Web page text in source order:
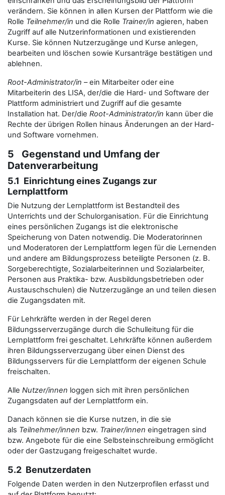
verändern. Sie können in allen Kursen der Plattform wie die
Rolle Teilnehmer/in und die Rolle Trainer/in agieren, haben
Zugriff auf alle Nutzerinformationen und existierenden
Kurse. Sie können Nutzerzugänge und Kurse anlegen,
bearbeiten und löschen sowie Kursanträge bestätigen und
ablehnen.
Root-Administrator/in – ein Mitarbeiter oder eine
Mitarbeiterin des LISA, der/die die Hard- und Software der
Plattform administriert und Zugriff auf die gesamte
Installation hat. Der/die Root-Administrator/in kann über die
Rechte der übrigen Rollen hinaus Änderungen an der Hard-
und Software vornehmen.
5 Gegenstand und Umfang der
Datenverarbeitung
5.1 Einrichtung eines Zugangs zur
Lernplattform
Die Nutzung der Lernplattform ist Bestandteil des
Unterrichts und der Schulorganisation. Für die Einrichtung
eines persönlichen Zugangs ist die elektronische
Speicherung von Daten notwendig. Die Moderatorinnen
und Moderatoren der Lernplattform legen für die Lernenden
und andere am Bildungsprozess beteiligte Personen (z. B.
Sorgeberechtigte, Sozialarbeiterinnen und Sozialarbeiter,
Personen aus Praktika- bzw. Ausbildungsbetrieben oder
Austauschschulen) die Nutzerzugänge an und teilen diesen
die Zugangsdaten mit.
Für Lehrkräfte werden in der Regel deren
Bildungsserverzugänge durch die Schulleitung für die
Lernplattform frei geschaltet. Lehrkräfte können außerdem
ihren Bildungsserverzugang über einen Dienst des
Bildungsservers für die Lernplattform der eigenen Schule
freischalten.
Alle Nutzer/innen loggen sich mit ihren persönlichen
Zugangsdaten auf der Lernplattform ein.
Danach können sie die Kurse nutzen, in die sie
als Teilnehmer/innen bzw. Trainer/innen eingetragen sind
bzw. Angebote für die eine Selbsteinschreibung ermöglicht
oder der Gastzugang freigeschaltet wurde.
5.2 Benutzerdaten
Folgende Daten werden in den Nutzerprofilen erfasst und